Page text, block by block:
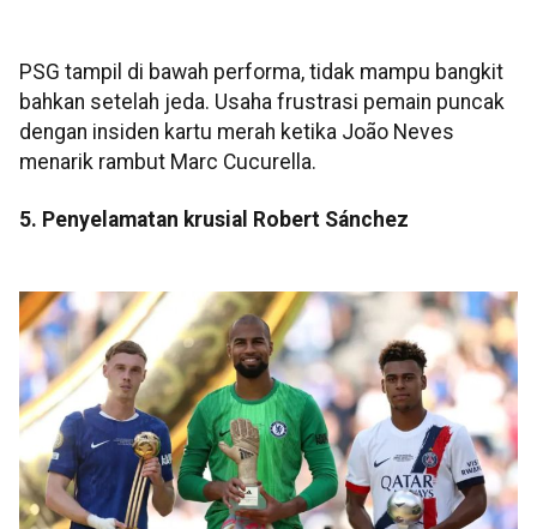
PSG tampil di bawah performa, tidak mampu bangkit
bahkan setelah jeda. Usaha frustrasi pemain puncak
dengan insiden kartu merah ketika João Neves
menarik rambut Marc Cucurella.
5. Penyelamatan krusial Robert Sánchez